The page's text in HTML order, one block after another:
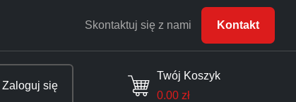
Skontaktuj się z nami Kontakt
Zaloguj się
Twój Koszyk
0.00 zł